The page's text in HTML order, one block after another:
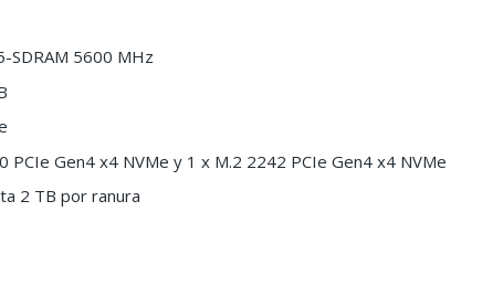
SDRAM 5600 MHz
PCIe Gen4 x4 NVMe y 1 x M.2 2242 PCIe Gen4 x4 NVMe
2 TB por ranura